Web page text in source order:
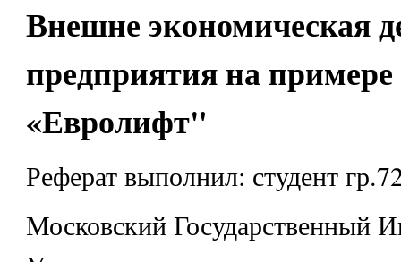
Внешне экономическая
предприятия на
«Евролифт"
Реферат выполнил: студент
Московский Государственный